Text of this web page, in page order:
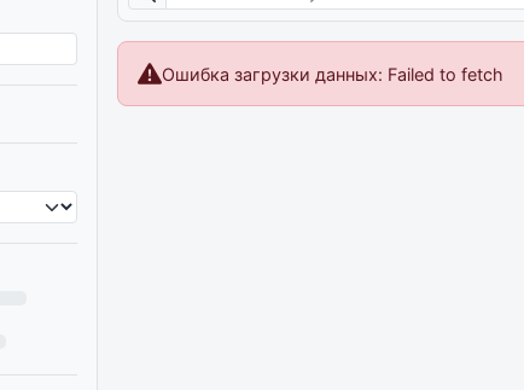
Ошибка загрузки данных: Failed to fetch